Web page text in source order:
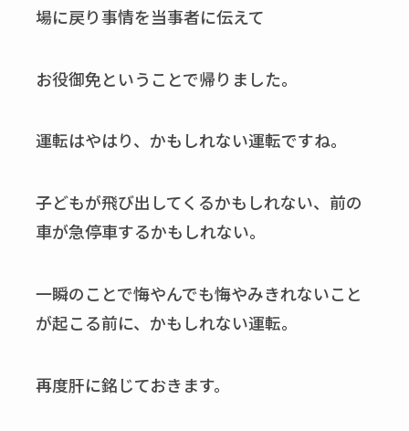
場に戻り事情を当事者に伝えて
お役御免ということで帰りました。
運転はやはり、かもしれない運転ですね。
子どもが飛び出してくるかもしれない、前の
車が急停車するかもしれない。
一瞬のことで悔やんでも悔やみきれないこと
が起こる前に、かもしれない運転。
再度肝に銘じておきます。